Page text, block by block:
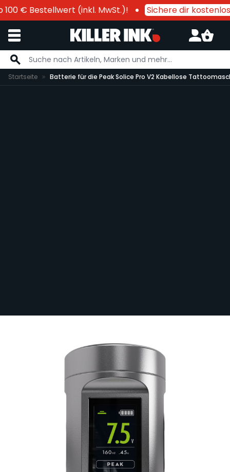
€ Bestellwert (inkl. MwSt.)! Sichere dir
Zum Inhalt springen
Startseite Batterie für die Peak Solice Pro V2 Kabellose
Deutschland ab 100 € Bestellwert (inkl.
Batterie für die Peak Solice Pro V2
Kabellose Tattoomaschine - Matte
PEAK-BATT-SOLV2/MATTESIL
1 Bewertungen